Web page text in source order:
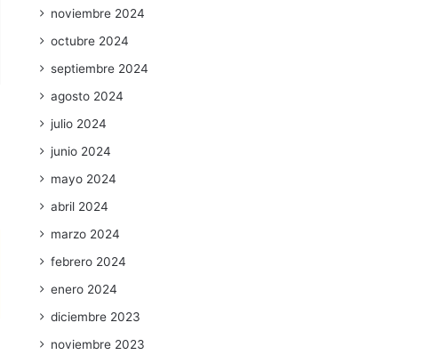
noviembre 2024
octubre 2024
septiembre 2024
agosto 2024
julio 2024
junio 2024
mayo 2024
abril 2024
marzo 2024
febrero 2024
enero 2024
diciembre 2023
noviembre 2023